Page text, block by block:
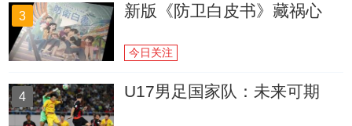
3 新版《防卫白皮书》藏祸心
今日关注
4 U17男足国家队：未来可期